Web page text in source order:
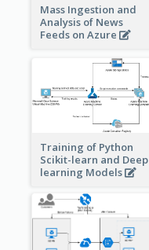
Mass Ingestion and
Analysis of News
Feeds on Azure
Training of Python
Scikit-learn and Deep
learning Models